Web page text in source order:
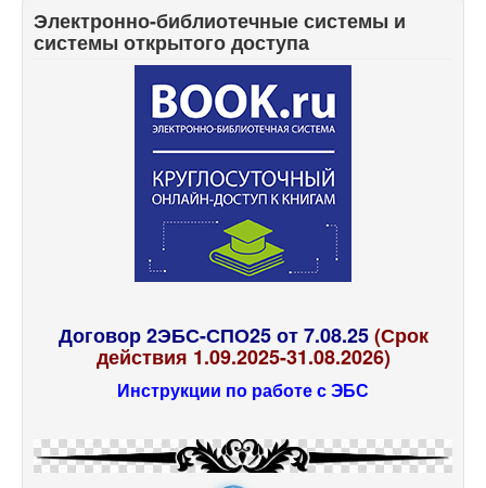
Электронно-библиотечные системы и
системы открытого доступа
Договор 2ЭБС-СПО25 от 7.08.25 (Срок
действия 1.09.2025-31.08.2026)
Инструкции по работе с ЭБС